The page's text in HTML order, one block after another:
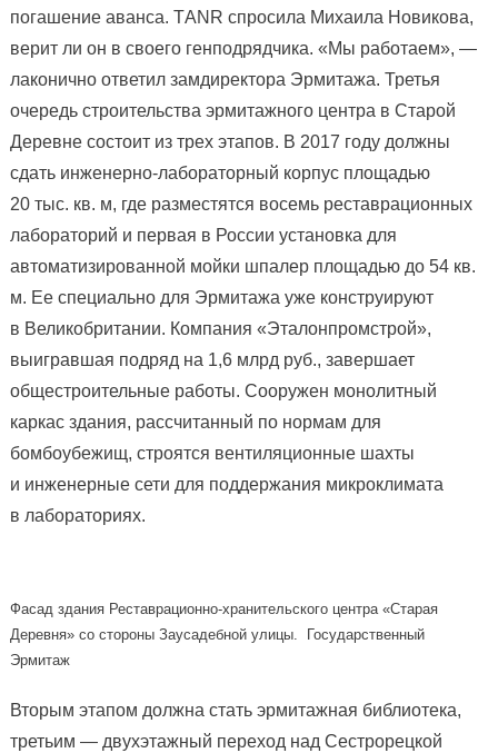
погашение аванса. ТANR спросила Михаила Новикова,
верит ли он в своего генподрядчика. «Мы работаем», —
лаконично ответил замдиректора Эрмитажа. Третья
очередь строительства эрмитажного центра в Старой
Деревне состоит из трех этапов. В 2017 году должны
сдать инженерно-лабораторный корпус площадью
20 тыс. кв. м, где разместятся восемь реставрационных
лабораторий и первая в России установка для
автоматизированной мойки шпалер площадью до 54 кв.
м. Ее специально для Эрмитажа уже конструируют
в Великобритании. Компания «Эталонпромстрой»,
выигравшая подряд на 1,6 млрд руб., завершает
общестроительные работы. Сооружен монолитный
каркас здания, рассчитанный по нормам для
бомбоубежищ, строятся вентиляционные шахты
и инженерные сети для поддержания микроклимата
в лабораториях.
Фасад здания Реставрационно-хранительского центра «Старая
Деревня» со стороны Заусадебной улицы. Государственный
Эрмитаж
Вторым этапом должна стать эрмитажная библиотека,
третьим — двухэтажный переход над Сестрорецкой